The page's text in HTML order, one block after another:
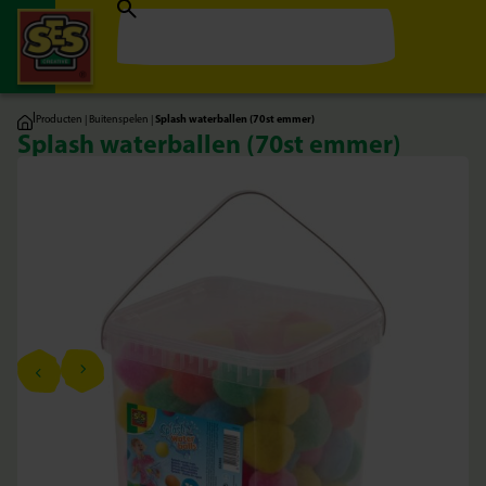
|Producten | Buitenspelen |Splash waterballen (70st emmer)
Splash waterballen (70st emmer)